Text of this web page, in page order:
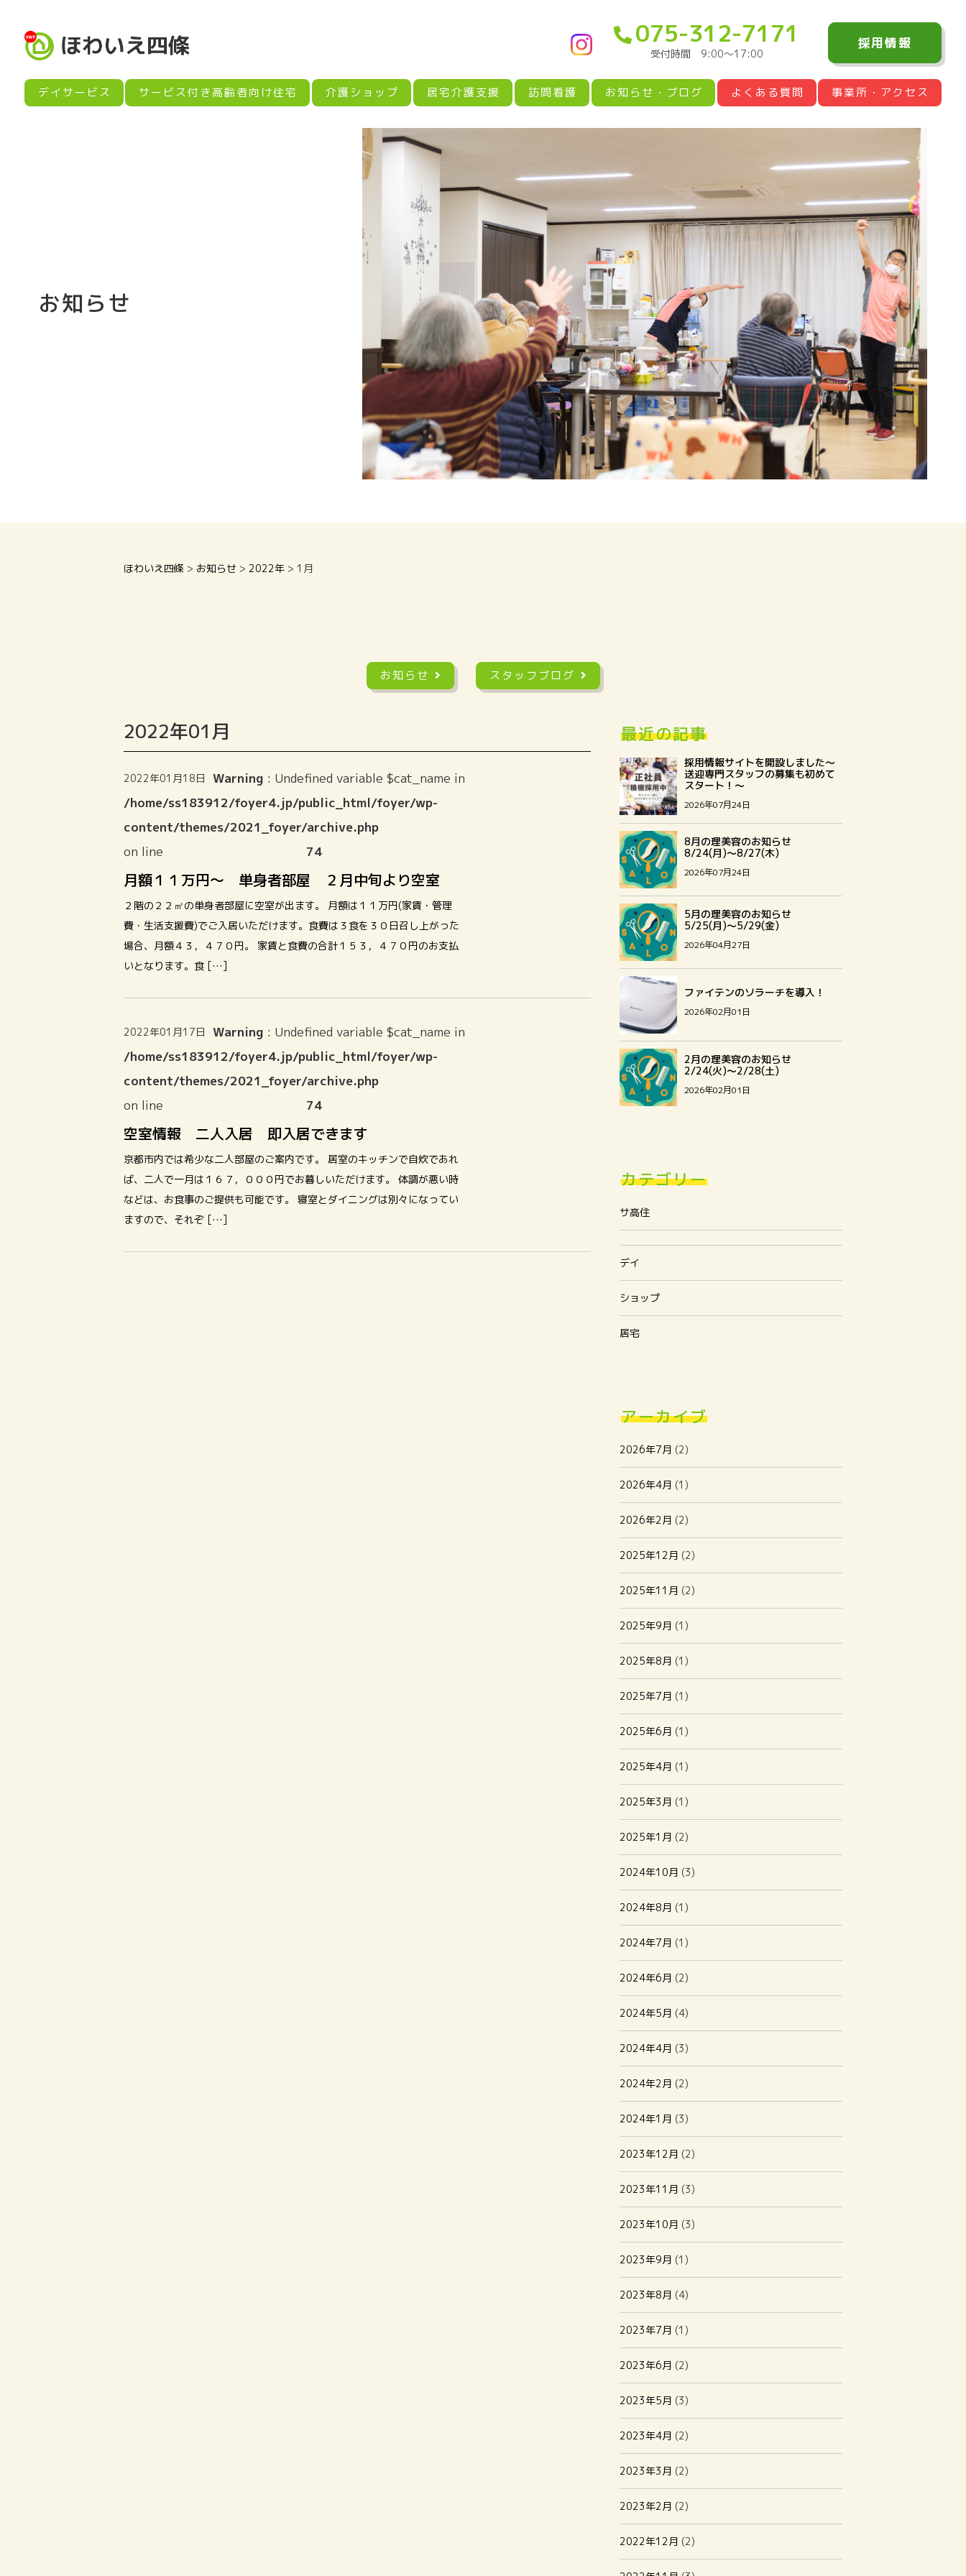
075-312-7171
受付時間 9:00〜17:00
採用情報
デイサービス サービス付き高齢者向け住宅 介護ショップ 居宅介護支援 訪問看護 お知らせ・ブログ よくある質問 事業所・アクセス
お知らせ
ほわいえ四條 > お知らせ > 2022年 > 1月
お知らせ スタッフブログ
2022年01月
2022年01月18日 Warning : Undefined variable $cat_name in
/home/ss183912/foyer4.jp/public_html/foyer/wp-
content/themes/2021_foyer/archive.php
on line
74
月額１１万円～ 単身者部屋 ２月中旬より空室
２階の２２㎡の単身者部屋に空室が出ます。 月額は１１万円(家賃・管理
費・生活支援費)でご入居いただけます。食費は３食を３０日召し上がった
場合、月額４３，４７０円。 家賃と食費の合計１５３，４７０円のお支払
いとなります。食 […]
2022年01月17日 Warning : Undefined variable $cat_name in
/home/ss183912/foyer4.jp/public_html/foyer/wp-
content/themes/2021_foyer/archive.php
on line
74
空室情報 二人入居 即入居できます
京都市内では希少な二人部屋のご案内です。 居室のキッチンで自炊であれ
ば、二人で一月は１６７，０００円でお暮しいただけます。 体調が悪い時
などは、お食事のご提供も可能です。 寝室とダイニングは別々になってい
ますので、それぞ […]
最近の記事
採用情報サイトを開設しました～
送迎専門スタッフの募集も初めて
スタート！～
2026年07月24日
8月の理美容のお知らせ
8/24(月)～8/27(木)
2026年07月24日
5月の理美容のお知らせ
5/25(月)～5/29(金)
2026年04月27日
ファイテンのソラーチを導入！
2026年02月01日
2月の理美容のお知らせ
2/24(火)～2/28(土)
2026年02月01日
カテゴリー
サ高住
デイ
ショップ
居宅
アーカイブ
2026年7月 (2)
2026年4月 (1)
2026年2月 (2)
2025年12月 (2)
2025年11月 (2)
2025年9月 (1)
2025年8月 (1)
2025年7月 (1)
2025年6月 (1)
2025年4月 (1)
2025年3月 (1)
2025年1月 (2)
2024年10月 (3)
2024年8月 (1)
2024年7月 (1)
2024年6月 (2)
2024年5月 (4)
2024年4月 (3)
2024年2月 (2)
2024年1月 (3)
2023年12月 (2)
2023年11月 (3)
2023年10月 (3)
2023年9月 (1)
2023年8月 (4)
2023年7月 (1)
2023年6月 (2)
2023年5月 (3)
2023年4月 (2)
2023年3月 (2)
2023年2月 (2)
2022年12月 (2)